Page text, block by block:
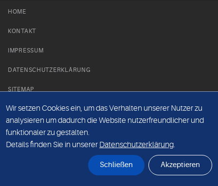
HOME
KONTAKT
IMPRESSUM
DATENSCHUTZERKLÄRUNG
SITEMAP
NEWS PARTNER
Wir setzen Cookies ein, um das Verhalten unserer Nutzer zu
analysieren um dadurch die Website nutzerfreundlicher und
funktionaler zu gestalten.
Details finden Sie in unserer Datenschutzerklärung.
Schließen Akzeptieren